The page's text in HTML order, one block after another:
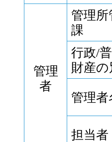
管理
者
管理所
課
行政/
財産の
管理者
担当者